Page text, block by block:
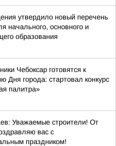
утвердило новый перечень
начального, основного и
образования
Чебоксар готовятся к
Дня города: стартовал конкурс
палитра»
Уважаемые строители! От
вас с
праздником!